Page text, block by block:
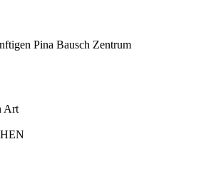
Pina Bausch Zentrum
Art